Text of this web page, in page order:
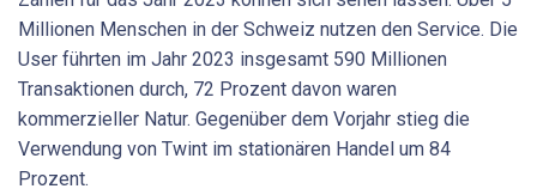
Millionen Menschen in der Schweiz nutzen den Service. Die
User führten im Jahr 2023 insgesamt 590 Millionen
Transaktionen durch, 72 Prozent davon waren
kommerzieller Natur. Gegenüber dem Vorjahr stieg die
Verwendung von Twint im stationären Handel um 84
Prozent.